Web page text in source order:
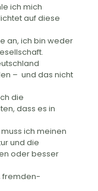
ich mich
auf diese
an, ich bin weder
– und das nicht
die
dass es in
ich meinen
und die
oder besser
fremden-